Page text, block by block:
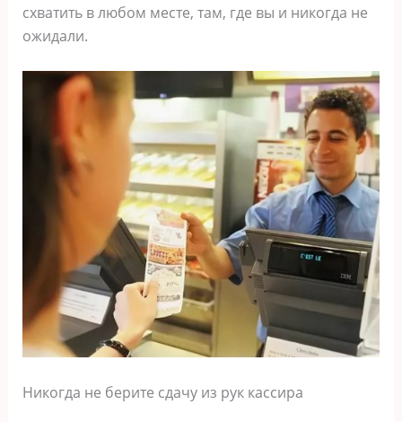
схватить в любом месте, там, где вы и никогда не
ожидали.
Никогда не берите сдачу из рук кассира